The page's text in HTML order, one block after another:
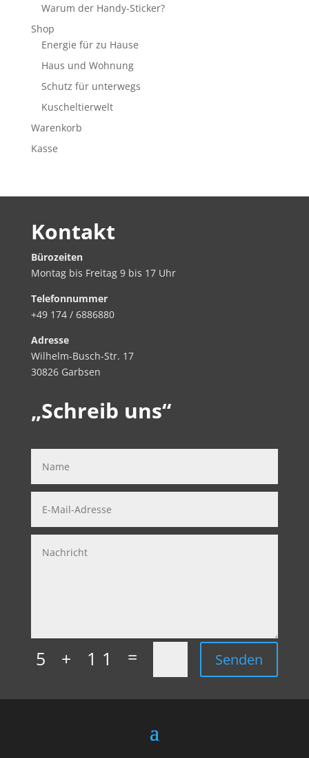
Warum der Handy-Sticker?
Shop
Energie für zu Hause
Haus und Wohnung
Schutz für unterwegs
Kuscheltierwelt
Warenkorb
Kasse
Kontakt
Bürozeiten
Montag bis Freitag 9 bis 17 Uhr
Telefonnummer
+49 174 / 6886880
Adresse
Wilhelm-Busch-Str. 17
30826 Garbsen
„Schreib uns“
5 + 11 = Senden